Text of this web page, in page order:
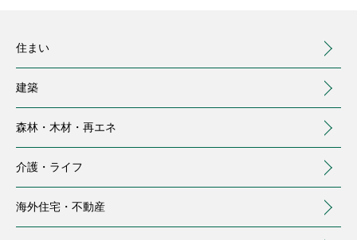
住まい
建築
森林・木材・ 再エネ
介護・ ライフ
海外住宅・ 不動産